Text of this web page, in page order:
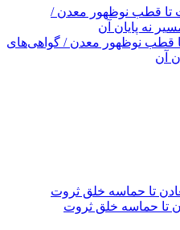
قطب نوظهور معدن / گواهی‌های
آن
تا حماسه خلق ثروت